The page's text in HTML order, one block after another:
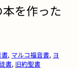
本を作った
書, マルコ福音書, ヨ
書, 旧約聖書